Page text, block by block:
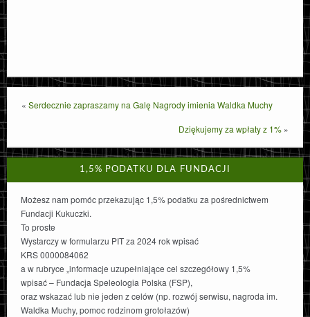
« Serdecznie zapraszamy na Galę Nagrody imienia Waldka Muchy
Dziękujemy za wpłaty z 1% »
1,5% PODATKU DLA FUNDACJI
Możesz nam pomóc przekazując 1,5% podatku za pośrednictwem
Fundacji Kukuczki.
To proste
Wystarczy w formularzu PIT za 2024 rok wpisać
KRS 0000084062
a w rubryce „informacje uzupełniające cel szczegółowy 1,5%
wpisać – Fundacja Speleologia Polska (FSP),
oraz wskazać lub nie jeden z celów (np. rozwój serwisu, nagroda im.
Waldka Muchy, pomoc rodzinom grotołazów)